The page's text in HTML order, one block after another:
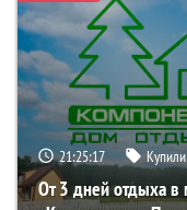
21:25:16
От 3 дней отдыха в